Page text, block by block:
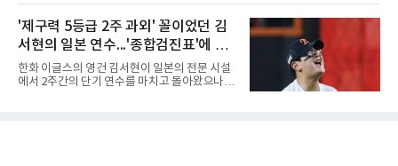
권대회 결승에서 모두 선명여고에 패해 준우승
에 머물렀다. 그러나 세 번째
서 열린 KLPGA 투어 제주삼다수 마스터스 1라
운드에서 보기 없이 버디만 6개를 잡아내며 6언
더파 66타를 쳤다. 박예지는 서어진, 신다인과
선두권을 형성했다.이날 경기가 열린 테디밸리
골프앤리조트 역시 전국적 폭염을 피해가지 못
했다. 대회장의 최고 기온은 35도에 달했다. 섬
지역 특성상 습도가 높아 체감온도는 더 높게 느
'제구력 5등급 2주 과외' 꼴이었던 김
서현의 일본 연수...'종합검진표'에 불
과
한화 이글스의 영건 김서현이 일본의 전문 시설
에서 2주간의 단기 연수를 마치고 돌아왔으나,